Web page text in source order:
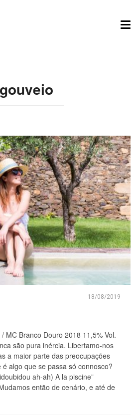
gouveio
18/08/2019
MC Branco Douro 2018 11,5% Vol.
são pura inércia. Libertamo-nos
a maior parte das preocupações
algo que se passa só connosco?
ah-ah) A la piscine”
então de cenário, e até de